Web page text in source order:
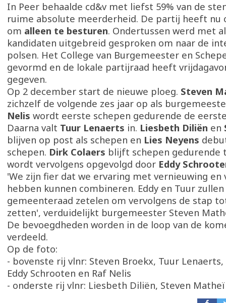
In Peer behaalde cd&v met liefst 59% van de
ruime absolute meerderheid. De partij heeft nu
om alleen te besturen. Ondertussen werd met
kandidaten uitgebreid gesproken om naar de
polsen. Het College van Burgemeester en
gevormd en de lokale partijraad heeft
gegeven.
Op 2 december start de nieuwe ploeg. Steven
zichzelf de volgende zes jaar op als
Nelis wordt eerste schepen gedurende de
Daarna valt Tuur Lenaerts in. Liesbeth Diliën en
blijven op post als schepen en Lies Neyens
schepen. Dirk Colaers blijft schepen gedurende
wordt vervolgens opgevolgd door Eddy
'We zijn fier dat we ervaring met vernieuwing en
hebben kunnen combineren. Eddy en Tuur
gemeenteraad zetelen om vervolgens de stap
zetten', verduidelijkt burgemeester Steven
De bevoegdheden worden in de loop van de
verdeeld.
Op de foto:
- bovenste rij vlnr: Steven Broekx, Tuur Lenaerts,
Eddy Schrooten en Raf Nelis
- onderste rij vlnr: Liesbeth Diliën, Steven